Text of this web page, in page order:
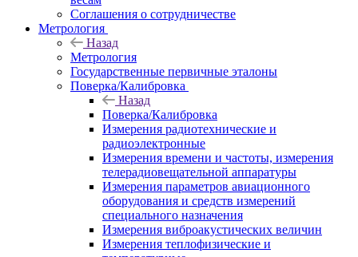
Соглашения о сотрудничестве
Метрология
Назад
Метрология
Государственные первичные эталоны
Поверка/Калибровка
Назад
Поверка/Калибровка
Измерения радиотехнические и
радиоэлектронные
Измерения времени и частоты, измерения
телерадиовещательной аппаратуры
Измерения параметров авиационного
оборудования и средств измерений
специального назначения
Измерения виброакустических величин
Измерения теплофизические и